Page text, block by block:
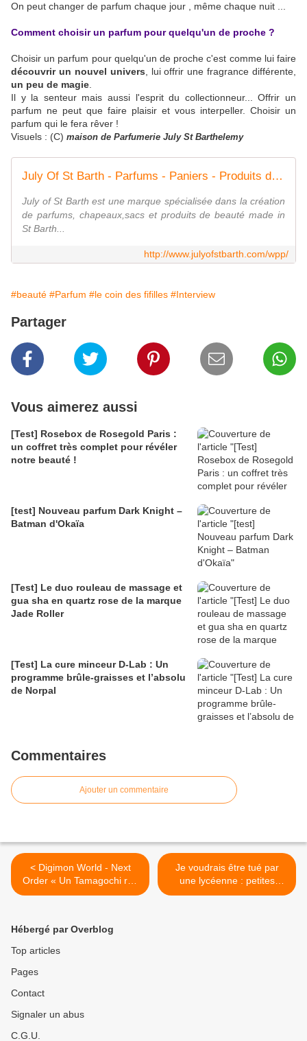
On peut changer de parfum chaque jour , même chaque nuit ...
Comment choisir un parfum pour quelqu'un de proche ?
Choisir un parfum pour quelqu'un de proche c'est comme lui faire
découvrir un nouvel univers , lui offrir une fragrance différente,
un peu de magie
Il y la senteur mais aussi l'esprit du collectionneur... Offrir un
parfum ne peut que faire plaisir et vous interpeller. Choisir un
parfum qui le fera rêver !
Visuels : (C) maison de Parfumerie July St Barthelemy
July Of St Barth - Parfums - Paniers - Produits de beauté
July of St Barth est une marque spécialisée dans la création
de parfums, chapeaux,sacs et produits de beauté made in
St Barth...
http://www.julyofstbarth.com/wpp/
#beauté #Parfum #le coin des fifilles #Interview
Partager
Vous aimerez aussi
[Test] Rosebox de Rosegold Paris :
un coffret très complet pour révéler
notre beauté !
[test] Nouveau parfum Dark Knight –
Batman d'Okaïa
[Test] Le duo rouleau de massage et
gua sha en quartz rose de la marque
Jade Roller
[Test] La cure minceur D-Lab : Un
programme brûle-graisses et l’absolu
de Norpal
Commentaires
Ajouter un commentaire
< Digimon World - Next
Order « Un Tamagochi rpg
sur PS4 »
Je voudrais être tué par
une lycéenne : petites
chroniques d’une mort
Hébergé par Overblog
Top articles
Pages
Contact
Signaler un abus
C.G.U.